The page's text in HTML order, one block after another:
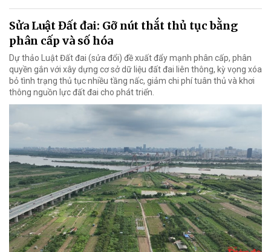
Sửa Luật Đất đai: Gỡ nút thắt thủ tục bằng
phân cấp và số hóa
Dự thảo Luật Đất đai (sửa đổi) đề xuất đẩy mạnh phân cấp, phân
quyền gắn với xây dựng cơ sở dữ liệu đất đai liên thông, kỳ vọng xóa
bỏ tình trạng thủ tục nhiều tầng nấc, giảm chi phí tuân thủ và khơi
thông nguồn lực đất đai cho phát triển.